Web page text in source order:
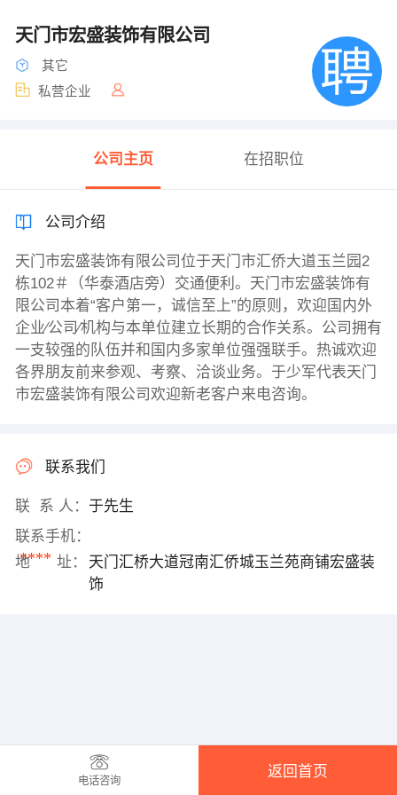
天门市宏盛装饰有限公司
其它
私营企业
公司主页 在招职位
公司介绍
天门市宏盛装饰有限公司位于天门市汇侨大道玉兰园2
栋102＃（华泰酒店旁）交通便利。天门市宏盛装饰有
限公司本着“客户第一，诚信至上”的原则，欢迎国内外
企业∕公司∕机构与本单位建立长期的合作关系。公司拥有
一支较强的队伍并和国内多家单位强强联手。热诚欢迎
各界朋友前来参观、考察、洽谈业务。于少军代表天门
市宏盛装饰有限公司欢迎新老客户来电咨询。
联系我们
联 系 人： 于先生
联系手机：
****
地 址：
天门汇桥大道冠南汇侨城玉兰苑商铺宏盛装
饰
电话咨询
返回首页